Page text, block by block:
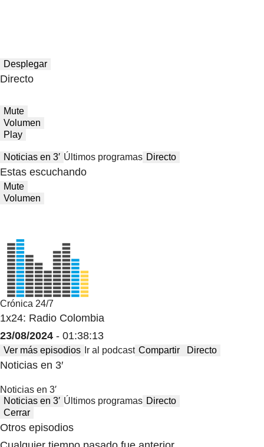
Desplegar
Directo
Mute
Volumen
Play
Noticias en 3′ Últimos programas Directo
Estas escuchando
Mute
Volumen
Crónica 24/7
1x24: Radio Colombia
23/08/2024 - 01:38:13
Ver más episodios Ir al podcast Compartir Directo
Noticias en 3′
Noticias en 3′
Noticias en 3′ Últimos programas Directo
Cerrar
Otros episodios